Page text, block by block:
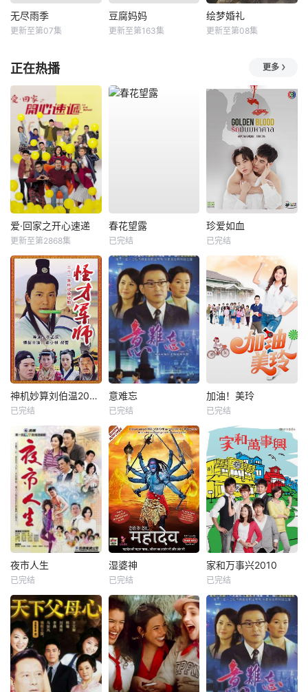
无尽雨季
更新至第07集
豆腐妈妈
更新至第163集
绘梦婚礼
更新至第08集
正在热播 更多
爱·回家之开心速递
更新至第2868集
春花望露
已完结
珍爱如血
已完结
神机妙算刘伯温2006
已完结
意难忘
已完结
加油！美玲
已完结
夜市人生
已完结
湿婆神
已完结
家和万事兴2010
已完结